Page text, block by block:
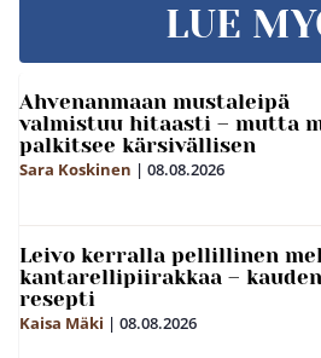
LUE
Ahvenanmaan mustaleipä
valmistuu hitaasti – mutta
palkitsee kärsivällisen
Sara Koskinen | 08.08.2026
Leivo kerralla pellillinen
kantarellipiirakkaa –
resepti
Kaisa Mäki | 08.08.2026